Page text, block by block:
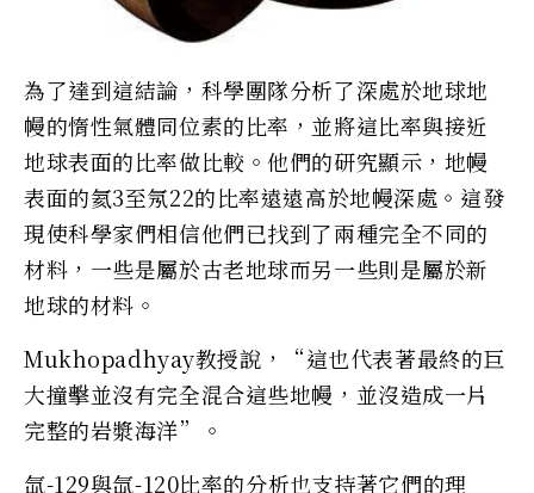
為了達到這結論，科學團隊分析了深處於地球地
幔的惰性氣體同位素的比率，並將這比率與接近
地球表面的比率做比較。他們的研究顯示，地幔
表面的氦3至氖22的比率遠遠高於地幔深處。這發
現使科學家們相信他們已找到了兩種完全不同的
材料，一些是屬於古老地球而另一些則是屬於新
地球的材料。
Mukhopadhyay教授說，“這也代表著最終的巨
大撞擊並沒有完全混合這些地幔，並沒造成一片
完整的岩漿海洋”。
氙-129與氙-120比率的分析也支持著它們的理